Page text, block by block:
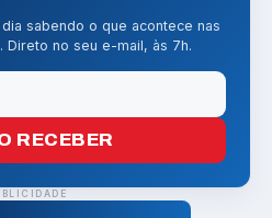
sabendo o que acontece nas
no seu e-mail, às 7h.
RECEBER